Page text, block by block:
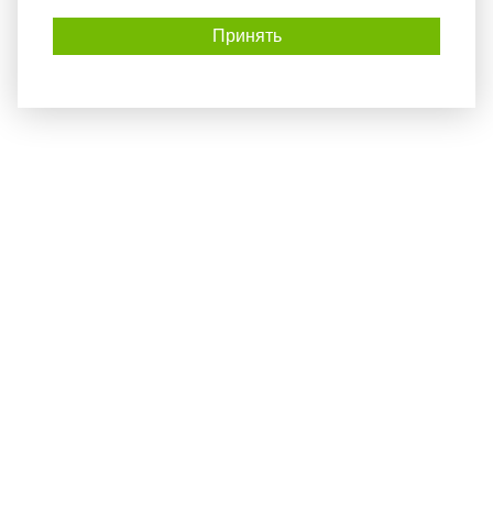
Принять